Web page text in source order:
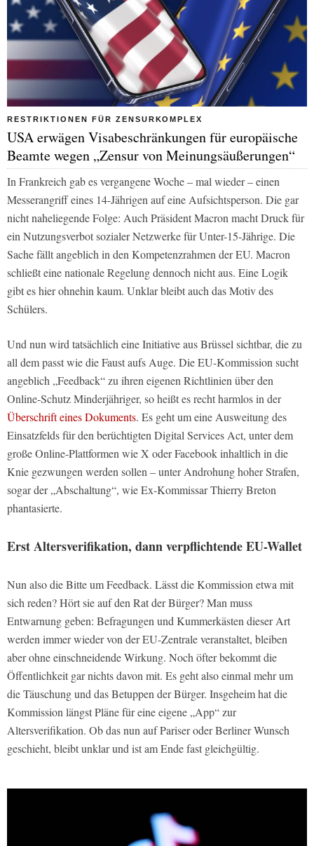
RESTRIKTIONEN FÜR ZENSURKOMPLEX
USA erwägen Visabeschränkungen für europäische
Beamte wegen „Zensur von Meinungsäußerungen“
In Frankreich gab es vergangene Woche – mal wieder – einen
Messerangriff eines 14-Jährigen auf eine Aufsichtsperson. Die gar
nicht naheliegende Folge: Auch Präsident Macron macht Druck für
ein Nutzungsverbot sozialer Netzwerke für Unter-15-Jährige. Die
Sache fällt angeblich in den Kompetenzrahmen der EU. Macron
schließt eine nationale Regelung dennoch nicht aus. Eine Logik
gibt es hier ohnehin kaum. Unklar bleibt auch das Motiv des
Schülers.
Und nun wird tatsächlich eine Initiative aus Brüssel sichtbar, die zu
all dem passt wie die Faust aufs Auge. Die EU-Kommission sucht
angeblich „Feedback“ zu ihren eigenen Richtlinien über den
Online-Schutz Minderjähriger, so heißt es recht harmlos in der
Überschrift eines Dokuments. Es geht um eine Ausweitung des
Einsatzfelds für den berüchtigten Digital Services Act, unter dem
große Online-Plattformen wie X oder Facebook inhaltlich in die
Knie gezwungen werden sollen – unter Androhung hoher Strafen,
sogar der „Abschaltung“, wie Ex-Kommissar Thierry Breton
phantasierte.
Erst Altersverifikation, dann verpflichtende EU-Wallet
Nun also die Bitte um Feedback. Lässt die Kommission etwa mit
sich reden? Hört sie auf den Rat der Bürger? Man muss
Entwarnung geben: Befragungen und Kummerkästen dieser Art
werden immer wieder von der EU-Zentrale veranstaltet, bleiben
aber ohne einschneidende Wirkung. Noch öfter bekommt die
Öffentlichkeit gar nichts davon mit. Es geht also einmal mehr um
die Täuschung und das Betuppen der Bürger. Insgeheim hat die
Kommission längst Pläne für eine eigene „App“ zur
Altersverifikation. Ob das nun auf Pariser oder Berliner Wunsch
geschieht, bleibt unklar und ist am Ende fast gleichgültig.